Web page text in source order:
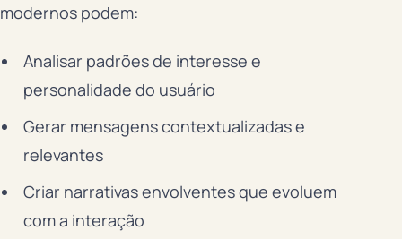
modernos podem:
Analisar padrões de interesse e
personalidade do usuário
Gerar mensagens contextualizadas e
relevantes
Criar narrativas envolventes que evoluem
com a interação